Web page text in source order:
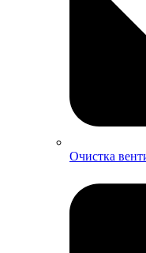
Очистка